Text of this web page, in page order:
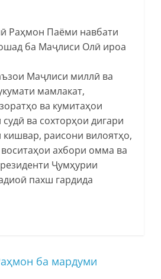
Раҳмон Паёми навбати
ба Маҷлиси Олӣ ироа
Маҷлиси миллӣ ва
мамлакат,
ва кумитаҳои
ва сохторҳои дигари
раисони вилоятҳо,
ахбори омма ва
Ҷумҳурии
пахш гардида
ба мардуми